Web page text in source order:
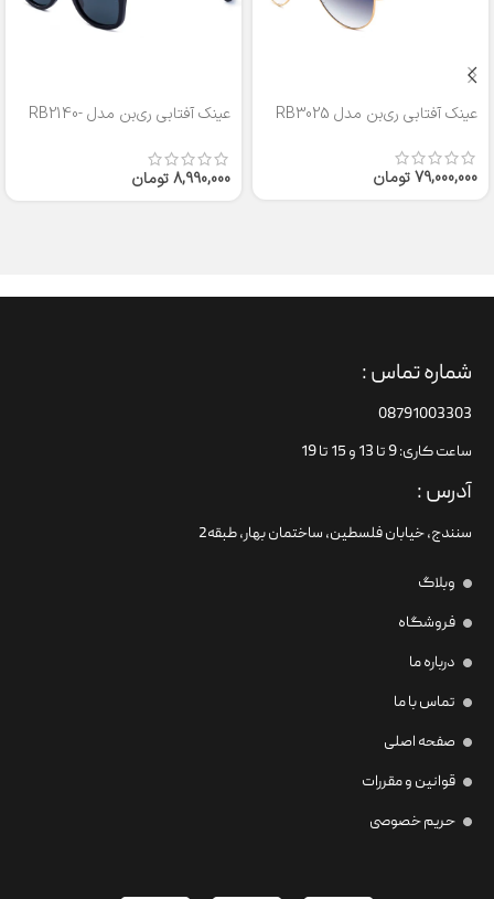
عینک آفتابی ری‌بن مدل RB3025
79,000,000تومان
عینک آفتابی ری‌بن مدل RB2140-
8,990,000تومان
شماره تماس :
08791003303
ساعت کاری: 9 تا 13 و 15 تا 19
آدرس :
سنندج، خیابان فلسطین،‌ ساختمان بهار، طبقه2
وبلاگ
فروشگاه
درباره ما
تماس با ما
صفحه اصلی
قوانین و مقررات
حریم خصوصی